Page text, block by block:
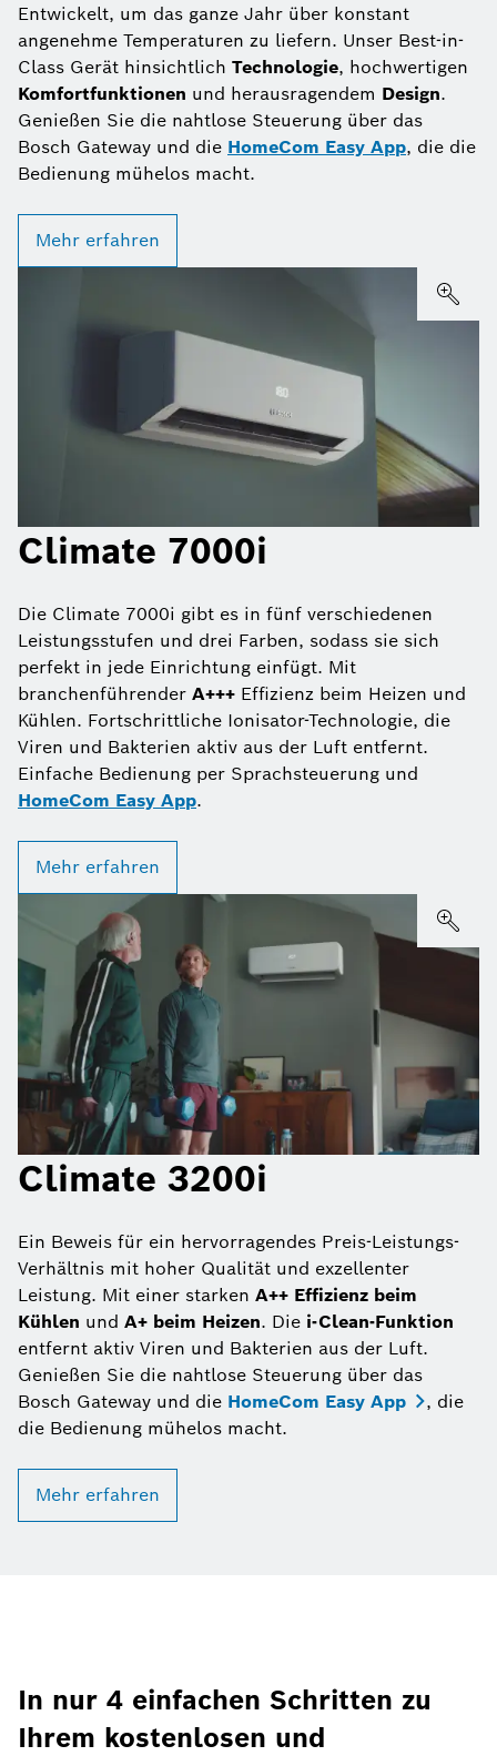
Entwickelt, um das ganze Jahr über konstant
angenehme Temperaturen zu liefern. Unser Best-in-
Class Gerät hinsichtlich Technologie, hochwertigen
Komfortfunktionen und herausragendem Design.
Genießen Sie die nahtlose Steuerung über das
Bosch Gateway und die HomeCom Easy App, die die
Bedienung mühelos macht.
Mehr erfahren
Climate 7000i
Die Climate 7000i gibt es in fünf verschiedenen
Leistungsstufen und drei Farben, sodass sie sich
perfekt in jede Einrichtung einfügt. Mit
branchenführender A+++ Effizienz beim Heizen und
Kühlen. Fortschrittliche Ionisator-Technologie, die
Viren und Bakterien aktiv aus der Luft entfernt.
Einfache Bedienung per Sprachsteuerung und
HomeCom Easy App.
Mehr erfahren
Climate 3200i
Ein Beweis für ein hervorragendes Preis-Leistungs-
Verhältnis mit hoher Qualität und exzellenter
Leistung. Mit einer starken A++ Effizienz beim
Kühlen und A+ beim Heizen. Die i-Clean-Funktion
entfernt aktiv Viren und Bakterien aus der Luft.
Genießen Sie die nahtlose Steuerung über das
Bosch Gateway und die HomeCom Easy App
, die
die Bedienung mühelos macht.
Mehr erfahren
In nur 4 einfachen Schritten zu
Ihrem kostenlosen und